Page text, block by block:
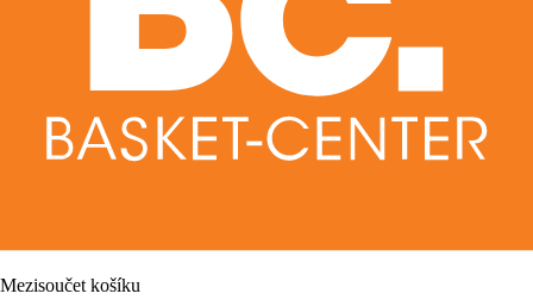
Mezisoučet košíku